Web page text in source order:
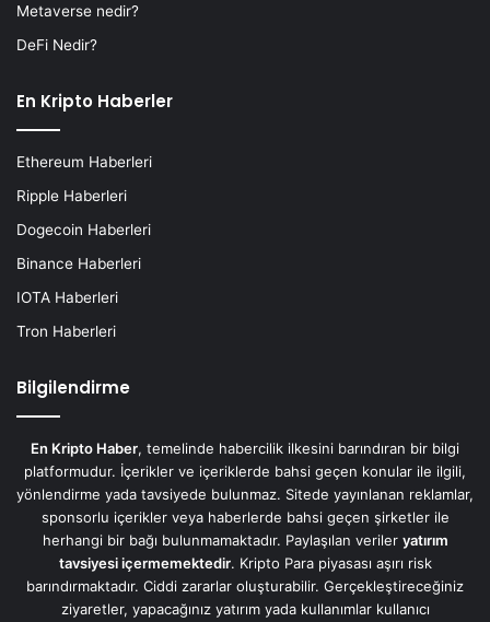
Metaverse nedir?
DeFi Nedir?
En Kripto Haberler
Ethereum Haberleri
Ripple Haberleri
Dogecoin Haberleri
Binance Haberleri
IOTA Haberleri
Tron Haberleri
Bilgilendirme
En Kripto Haber, temelinde habercilik ilkesini barındıran bir bilgi
platformudur. İçerikler ve içeriklerde bahsi geçen konular ile ilgili,
yönlendirme yada tavsiyede bulunmaz. Sitede yayınlanan reklamlar,
sponsorlu içerikler veya haberlerde bahsi geçen şirketler ile
herhangi bir bağı bulunmamaktadır. Paylaşılan veriler yatırım
tavsiyesi içermemektedir. Kripto Para piyasası aşırı risk
barındırmaktadır. Ciddi zararlar oluşturabilir. Gerçekleştireceğiniz
ziyaretler, yapacağınız yatırım yada kullanımlar kullanıcı